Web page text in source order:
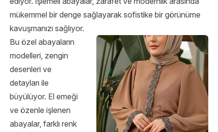
mükemmel bir denge sağlayarak sofistike bir görünüme
kavuşmanızı sağlıyor.
Bu özel abayaların
modelleri, zengin
desenleri ve
detayları ile
büyülüyor. El emeği
ve özenle işlenen
abayalar, farklı renk